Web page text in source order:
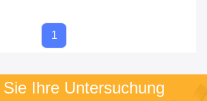
1
Ihre Untersuchung